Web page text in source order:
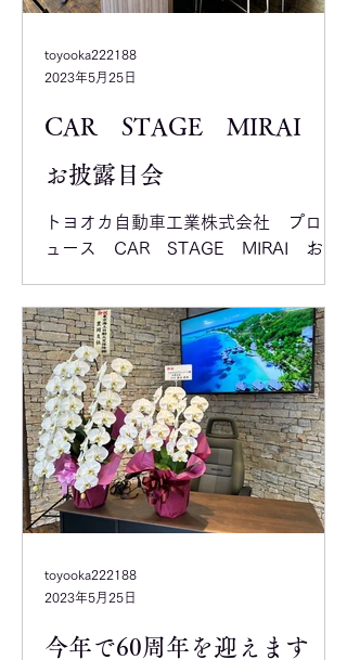
CAR STAGE MIRAI
お披露目会
トヨオカ自動車工業株式会社 プロデ
ュース CAR STAGE MIRAI お披
はじめ、お取引先からご厚志を頂戴し
全社員集合しショールーム内で食事や
歓談を楽しみました。...
toyooka222188
2023年5月25日
今年で60周年を迎えます
toyooka222188
2023年5月25日